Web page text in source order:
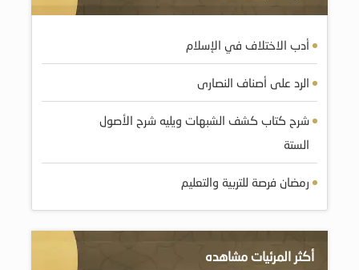
أدب الاختلاف في الإسلام
الرد على أصناف النصارى
شرح كتاب كشف الشبهات ويليه شرح الأصول
الستة
رمضان فرصة للتربية والتعليم
أكثر المرئيات مشاهده